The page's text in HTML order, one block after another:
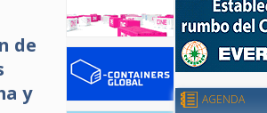
de
y
AGENDA